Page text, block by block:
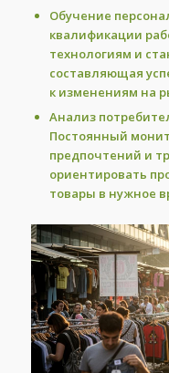
Обучение
квалификации
технологиям и
составляющая
к изменениям на
Анализ
Постоянный
предпочтений и
ориентировать
товары в нужное